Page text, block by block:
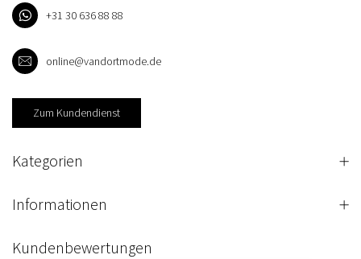
+31 30 636 88 88
online@vandortmode.de
Zum Kundendienst
Kategorien
Informationen
Kundenbewertungen